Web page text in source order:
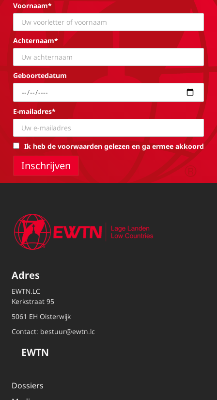
Voornaam*
Achternaam*
Geboortedatum
E-mailadres*
Ik heb de voorwaarden gelezen en ga ermee akkoord
Adres
EWTN.LC
Kerkstraat 95
5061 EH Oisterwijk
Contact: bestuur@ewtn.lc
EWTN
Dossiers